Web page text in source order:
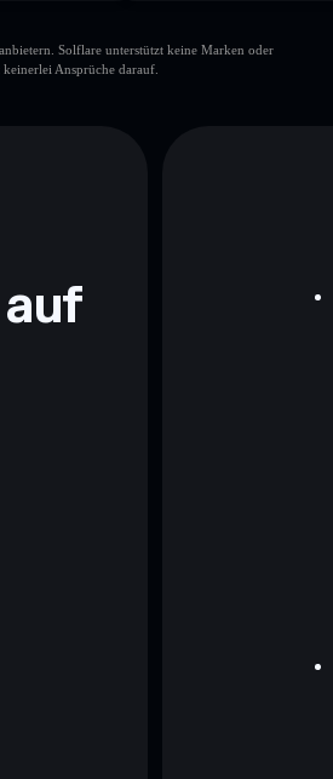
Solflare unterstützt keine Marken oder
Ansprüche darauf.